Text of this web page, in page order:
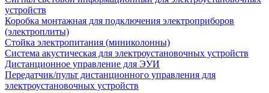
устройств
Коробка монтажная для подключения электроприборов
(электроплиты)
Стойка электропитания (миниколонны)
Система акустическая для электроустановочных устройств
Дистанционное управление для ЭУИ
Передатчик/пульт дистанционного управления для
электроустановочных устройств